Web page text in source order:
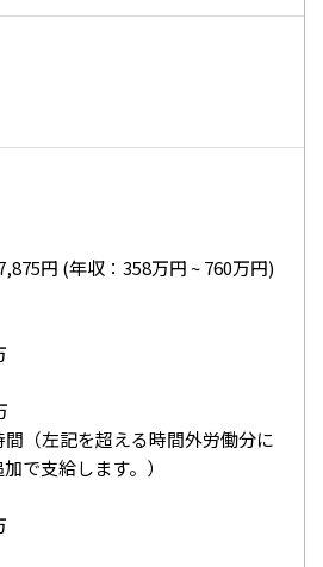
円 (年収：358万円 ~ 760万円)
（左記を超える時間外労働分に
で支給します。）